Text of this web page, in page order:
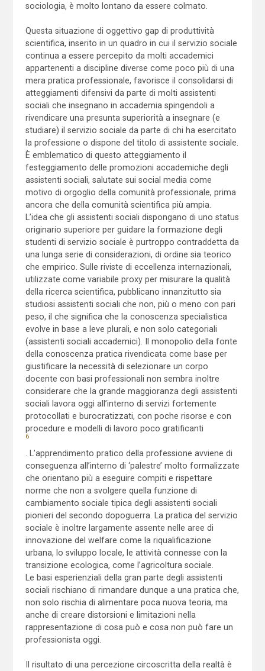
sociologia, è molto lontano da essere colmato.
Questa situazione di oggettivo gap di produttività
scientifica, inserito in un quadro in cui il servizio sociale
continua a essere percepito da molti accademici
appartenenti a discipline diverse come poco più di una
mera pratica professionale, favorisce il consolidarsi di
atteggiamenti difensivi da parte di molti assistenti
sociali che insegnano in accademia spingendoli a
rivendicare una presunta superiorità a insegnare (e
studiare) il servizio sociale da parte di chi ha esercitato
la professione o dispone del titolo di assistente sociale.
È emblematico di questo atteggiamento il
festeggiamento delle promozioni accademiche degli
assistenti sociali, salutate sui social media come
motivo di orgoglio della comunità professionale, prima
ancora che della comunità scientifica più ampia.
L’idea che gli assistenti sociali dispongano di uno status
originario superiore per guidare la formazione degli
studenti di servizio sociale è purtroppo contraddetta da
una lunga serie di considerazioni, di ordine sia teorico
che empirico. Sulle riviste di eccellenza internazionali,
utilizzate come variabile proxy per misurare la qualità
della ricerca scientifica, pubblicano innanzitutto sia
studiosi assistenti sociali che non, più o meno con pari
peso, il che significa che la conoscenza specialistica
evolve in base a leve plurali, e non solo categoriali
(assistenti sociali accademici). Il monopolio della fonte
della conoscenza pratica rivendicata come base per
giustificare la necessità di selezionare un corpo
docente con basi professionali non sembra inoltre
considerare che la grande maggioranza degli assistenti
sociali lavora oggi all’interno di servizi fortemente
protocollati e burocratizzati, con poche risorse e con
procedure e modelli di lavoro poco gratificanti
6
. L’apprendimento pratico della professione avviene di
conseguenza all’interno di ‘palestre’ molto formalizzate
che orientano più a eseguire compiti e rispettare
norme che non a svolgere quella funzione di
cambiamento sociale tipica degli assistenti sociali
pionieri del secondo dopoguerra. La pratica del servizio
sociale è inoltre largamente assente nelle aree di
innovazione del welfare come la riqualificazione
urbana, lo sviluppo locale, le attività connesse con la
transizione ecologica, come l’agricoltura sociale.
Le basi esperienziali della gran parte degli assistenti
sociali rischiano di rimandare dunque a una pratica che,
non solo rischia di alimentare poca nuova teoria, ma
anche di creare distorsioni e limitazioni nella
rappresentazione di cosa può e cosa non può fare un
professionista oggi.
Il risultato di una percezione circoscritta della realtà è